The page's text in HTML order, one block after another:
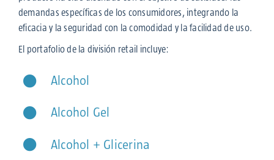
demandas específicas de los consumidores, integrando la
eficacia y la seguridad con la comodidad y la facilidad de uso.
El portafolio de la división retail incluye:
Alcohol
Alcohol Gel
Alcohol + Glicerina